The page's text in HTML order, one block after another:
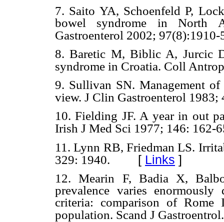
7. Saito YA, Schoenfeld P,
bowel syndrome in North
Gastroenterol 2002; 97(8):1910-
8. Baretic M, Biblic A, Jurcic
syndrome in Croatia. Coll
9. Sullivan SN. Management
view. J Clin Gastroenterol 1983;
10. Fielding JF. A year in out
Irish J Med Sci 1977; 146: 162-
11. Lynn RB, Friedman LS.
329: 1940. [ Links ]
12. Mearin F, Badia X,
prevalence varies
criteria: comparison of
population. Scand J